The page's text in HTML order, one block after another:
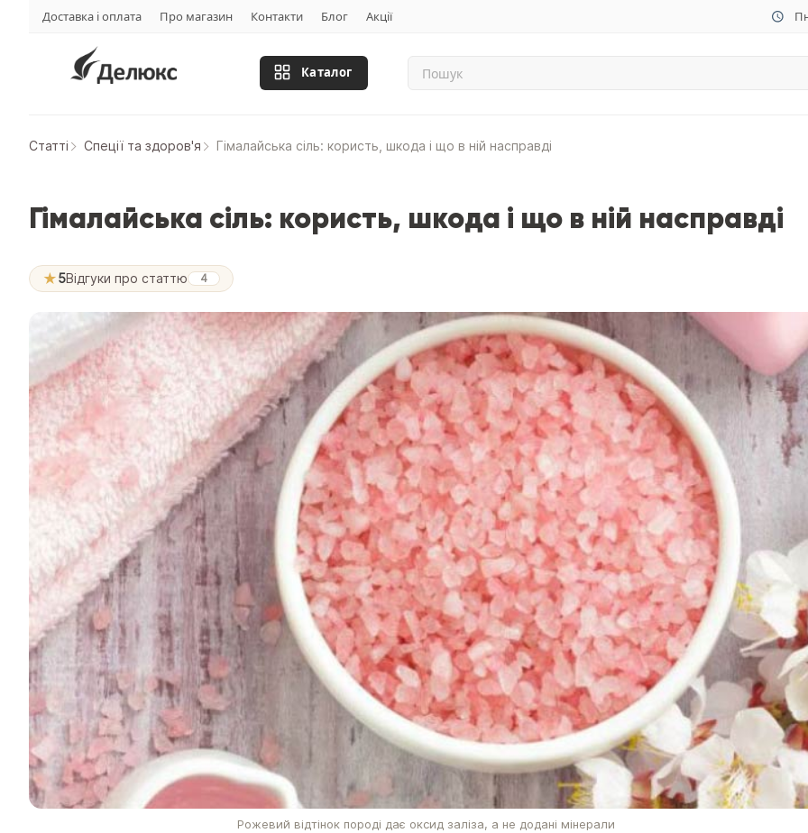
Доставка і оплата Про магазин Контакти Блог Акції
Каталог
Статтi Спеції та здоров'я Гімалайська сіль: користь, шкода і що в ній насправді
Гімалайська сіль: користь, шкода і що в ній насправді
★5Відгуки про статтю 4
Рожевий відтінок породі дає оксид заліза, а не додані мінерали